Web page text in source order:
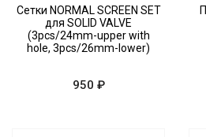
Сетки NORMAL SCREEN SET
для SOLID VALVE
(3pcs/24mm-upper with
hole, 3pcs/26mm-lower)
950 ₽